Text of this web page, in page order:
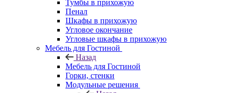
Тумбы в прихожую
Пенал
Шкафы в прихожую
Угловое окончание
Угловые шкафы в прихожую
Мебель для Гостиной
Назад
Мебель для Гостиной
Горки, стенки
Модульные решения